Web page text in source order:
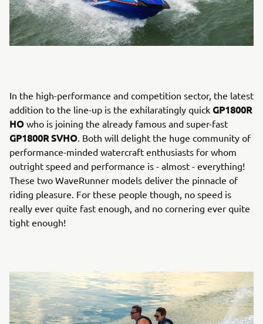
In the high-performance and competition sector, the latest
addition to the line-up is the exhilaratingly quick GP1800R
HO who is joining the already famous and super-fast
GP1800R SVHO. Both will delight the huge community of
performance-minded watercraft enthusiasts for whom
outright speed and performance is - almost - everything!
These two WaveRunner models deliver the pinnacle of
riding pleasure. For these people though, no speed is
really ever quite fast enough, and no cornering ever quite
tight enough!